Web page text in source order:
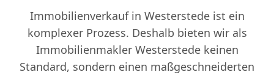
Immobilienverkauf in Westerstede ist ein
komplexer Prozess. Deshalb bieten wir als
Immobilienmakler Westerstede keinen
Standard, sondern einen maßgeschneiderten